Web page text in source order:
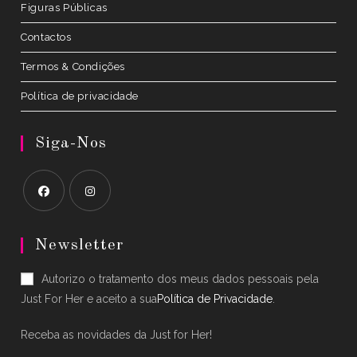
Figuras Públicas
Contactos
Termos & Condições
Política de privacidade
Siga-Nos
in
new
tab
in
new
tab
Newsletter
Autorizo o tratamento dos meus dados pessoais pela
Just For Her e aceito a suaPolítica de Privacidade
Receba as novidades da Just for Her!